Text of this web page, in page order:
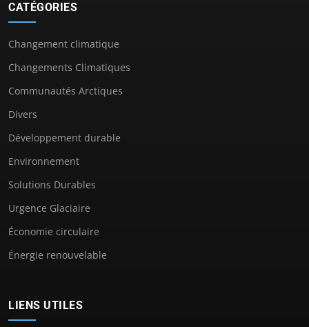
CATÉGORIES
Changement climatique
Changements Climatiques
Communautés Arctiques
Divers
Développement durable
Environnement
Solutions Durables
Urgence Glaciaire
Économie circulaire
Énergie renouvelable
LIENS UTILES